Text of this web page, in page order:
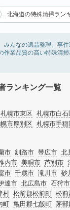
北海道の特殊清掃ラン
みんなの遺品整理。事
作業品質の高い特殊清
処分・回収・引き取り
機による腐敗臭などの臭
してみましょう。
動産管理会社様やオーナ
ランキング一覧
札幌市東区 札幌市白石
市厚別区 札幌市手稲
市 釧路市 帯広市 北
内市 美唄市 芦別市
市 千歳市 滝川市 砂
達市 北広島市 石狩市
村 松前郡松前町 松前
町 亀田郡七飯町 茅部